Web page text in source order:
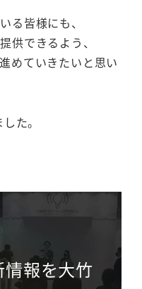
る皆様にも、
供できるよう、
めていきたいと思い
た。
報を大竹